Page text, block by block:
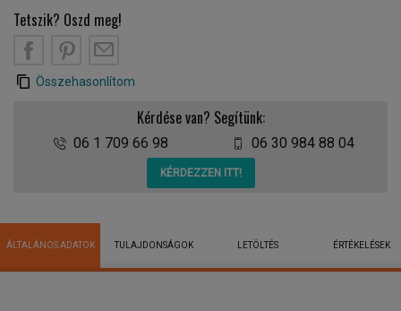
Tetszik? Oszd meg!
Összehasonlítom
Kérdése van? Segítünk:
06 1 709 66 98 06 30 984 88 04
KÉRDEZZEN ITT!
ÁLTALÁNOS ADATOK TULAJDONSÁGOK LETÖLTÉS ÉRTÉKELÉSEK